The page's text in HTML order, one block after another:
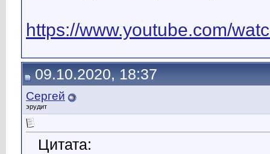
https://www.youtube.com/
09.10.2020, 18:37
Сергей
эрудит
Цитата: